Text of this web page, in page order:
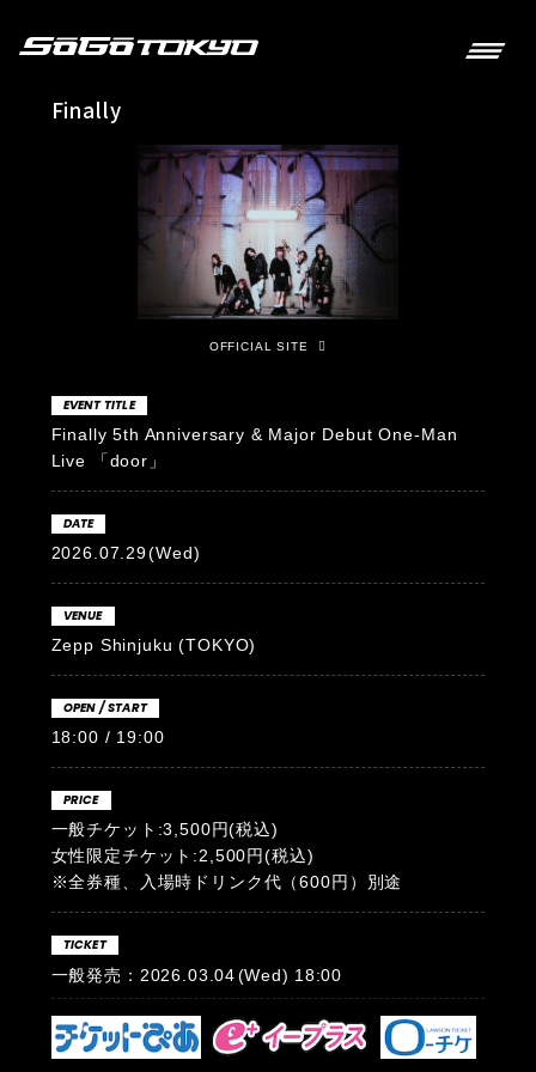
Finally
OFFICIAL SITE
EVENT TITLE
Finally 5th Anniversary & Major Debut One-Man
Live 「door」
DATE
2026.07.29(Wed)
VENUE
Zepp Shinjuku (TOKYO)
OPEN / START
18:00 / 19:00
PRICE
一般チケット:3,500円(税込)
女性限定チケット:2,500円(税込)
※全券種、入場時ドリンク代（600円）別途
TICKET
一般発売：2026.03.04(Wed) 18:00